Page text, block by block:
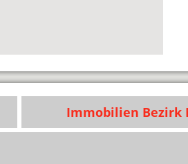
Immobilien Bezirk